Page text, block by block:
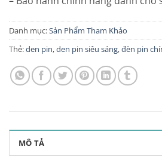
Danh mục:Sản Phẩm Tham Khảo
Thẻ:den pin,den pin siêu sáng,đèn pin
MÔ TẢ